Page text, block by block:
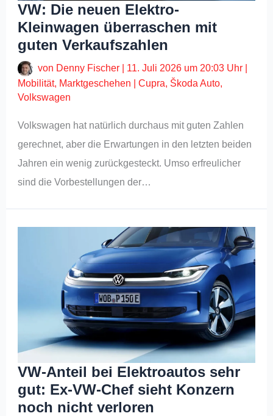
VW: Die neuen Elektro-
Kleinwagen überraschen mit
guten Verkaufszahlen
von Denny Fischer 11. Juli 2026 um 20:03 Uhr
Mobilität, Marktgeschehen |Cupra, Škoda Auto,
Volkswagen
Volkswagen hat natürlich durchaus mit guten Zahlen
gerechnet, aber die Erwartungen in den letzten beiden
Jahren ein wenig zurückgesteckt. Umso erfreulicher
sind die Vorbestellungen der…
VW-Anteil bei Elektroautos sehr
gut: Ex-VW-Chef sieht Konzern
noch nicht verloren